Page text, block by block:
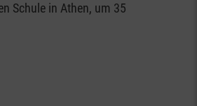
Schule in Athen, um 35